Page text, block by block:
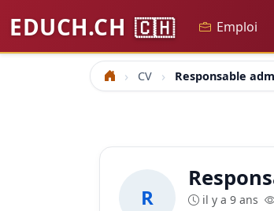
EDUCH.CH 🇨🇭 Emploi
Accueil CV Responsable
R il y a 9 ans